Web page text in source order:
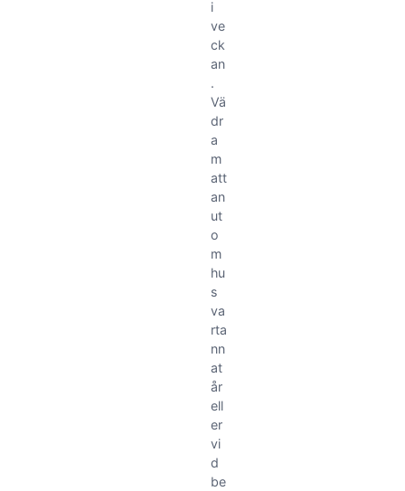
i
ve
ck
an
.
Vä
dr
a
m
att
an
ut
o
m
hu
s
va
rta
nn
at
år
ell
er
vi
d
be